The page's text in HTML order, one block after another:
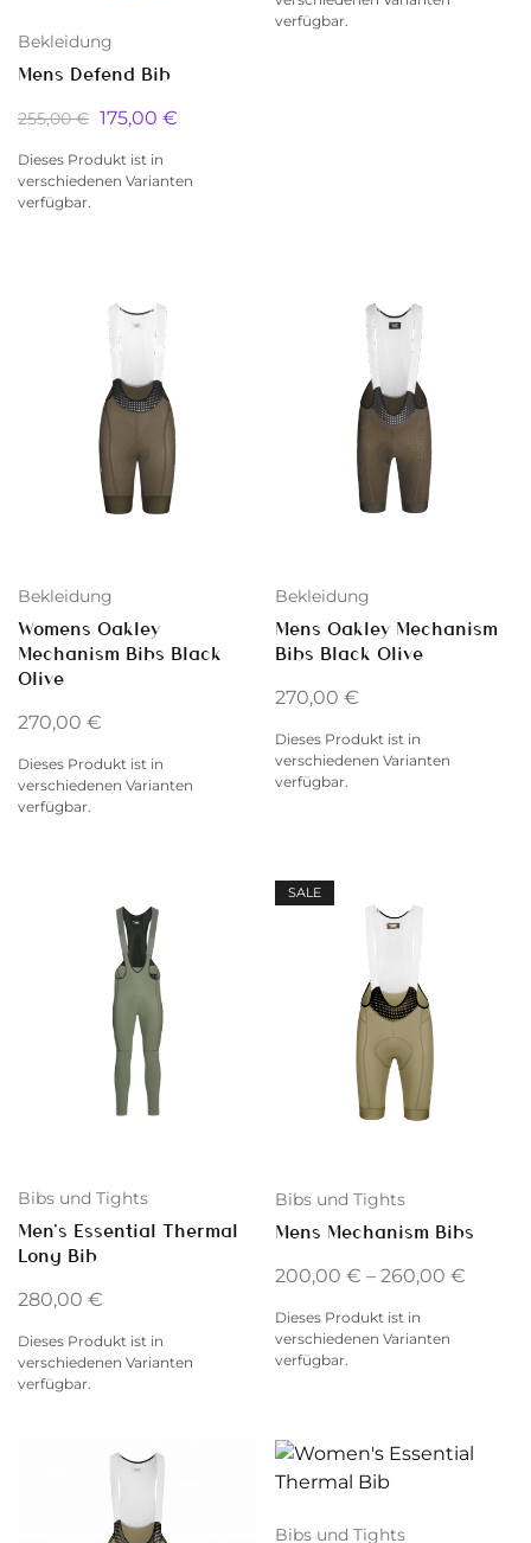
Bekleidung
Mens Defend Bib
255,00€ 175,00 €
Dieses Produkt ist in
verschiedenen Varianten
verfügbar.
verfügbar.
Bekleidung
Womens Oakley
Mechanism Bibs Black
Olive
270,00 €
Dieses Produkt ist in
verschiedenen Varianten
verfügbar.
Bekleidung
Mens Oakley Mechanism
Bibs Black Olive
270,00 €
Dieses Produkt ist in
verschiedenen Varianten
verfügbar.
Bibs und Tights
Men’s Essential Thermal
Long Bib
280,00 €
Dieses Produkt ist in
verschiedenen Varianten
verfügbar.
SALE
Bibs und Tights
Mens Mechanism Bibs
200,00 € – 260,00 €
Dieses Produkt ist in
verschiedenen Varianten
verfügbar.
Bibs und Tights